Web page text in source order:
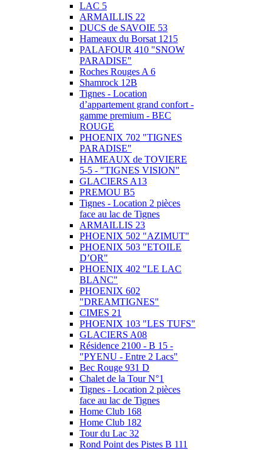
LAC 5
ARMAILLIS 22
DUCS de SAVOIE 53
Hameaux du Borsat 1215
PALAFOUR 410 "SNOW
PARADISE"
Roches Rouges A 6
Shamrock 12B
Tignes - Location
d’appartement grand confort -
gamme premium - BEC
ROUGE
PHOENIX 702 "TIGNES
PARADISE"
HAMEAUX de TOVIERE
5-5 - "TIGNES VISION"
GLACIERS A13
PREMOU B5
Tignes - Location 2 pièces
face au lac de Tignes
ARMAILLIS 23
PHOENIX 502 "AZIMUT"
PHOENIX 503 "ETOILE
D’OR"
PHOENIX 402 "LE LAC
BLANC"
PHOENIX 602
"DREAMTIGNES"
CIMES 21
PHOENIX 103 "LES TUFS"
GLACIERS A08
Résidence 2100 - B 15 -
"PYENU - Entre 2 Lacs"
Bec Rouge 931 D
Chalet de la Tour N°1
Tignes - Location 2 pièces
face au lac de Tignes
Home Club 168
Home Club 182
Tour du Lac 32
Rond Point des Pistes B 111